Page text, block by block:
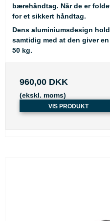
bærehåndtag. Når de er
for et sikkert håndtag.
Dens aluminiumsdesign
samtidig med at den giver
50 kg.
960,00 DKK
(ekskl. moms)
VIS PRODUKT